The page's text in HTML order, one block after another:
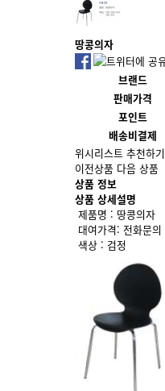
땅콩의자
브랜드
판매가격
포인트
배송비결제
위시리스트 추천하기
이전상품 다음 상품
상품 정보
상품 상세설명
제품명 : 땅콩의자
대여가격: 전화문의
색상 : 검정